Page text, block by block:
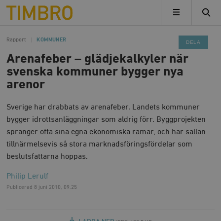
Timbro
MENY
Rapport KOMMUNER
Arenafeber – glädjekalkyler när
svenska kommuner bygger nya
arenor
Sverige har drabbats av arenafeber. Landets kommuner
bygger idrottsanläggningar som aldrig förr. Byggprojekten
spränger ofta sina egna ekonomiska ramar, och har sällan
tillnärmelsevis så stora marknadsföringsfördelar som
beslutsfattarna hoppas.
Philip Lerulf
Publicerad 8 juni 2010, 09.25
DELA